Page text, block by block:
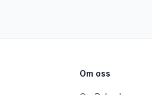
Om oss